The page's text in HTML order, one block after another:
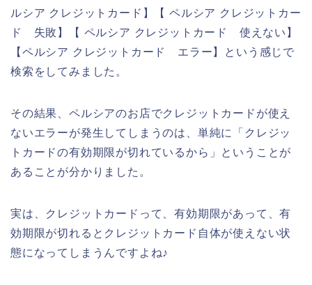
ルシア クレジットカード】【 ペルシア クレジットカー
ド 失敗】【 ペルシア クレジットカード 使えない】
【ペルシア クレジットカード エラー】という感じで
検索をしてみました。
その結果、ペルシアのお店でクレジットカードが使え
ないエラーが発生してしまうのは、単純に「クレジッ
トカードの有効期限が切れているから」ということが
あることが分かりました。
実は、クレジットカードって、有効期限があって、有
効期限が切れるとクレジットカード自体が使えない状
態になってしまうんですよね♪